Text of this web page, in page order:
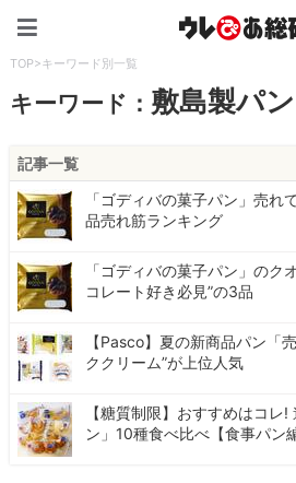
TOP>キーワード別一覧
キーワード： 敷島製パン
記事一覧
「ゴディバの菓子パン」売れ
品売れ筋ランキング
「ゴディバの菓子パン」のク
コレート好き必見”の3品
【Pasco】夏の新商品パン「
ククリーム”が上位人気
【糖質制限】おすすめはコレ
ン」10種食べ比べ【食事パン編